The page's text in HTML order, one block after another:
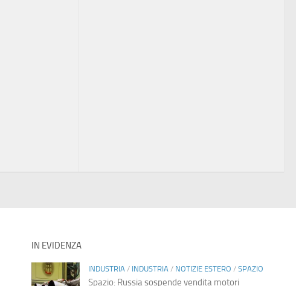
IN EVIDENZA
INDUSTRIA/ INDUSTRIA/ NOTIZIE ESTERO / SPAZIO
Spazio: Russia sospende vendita motori